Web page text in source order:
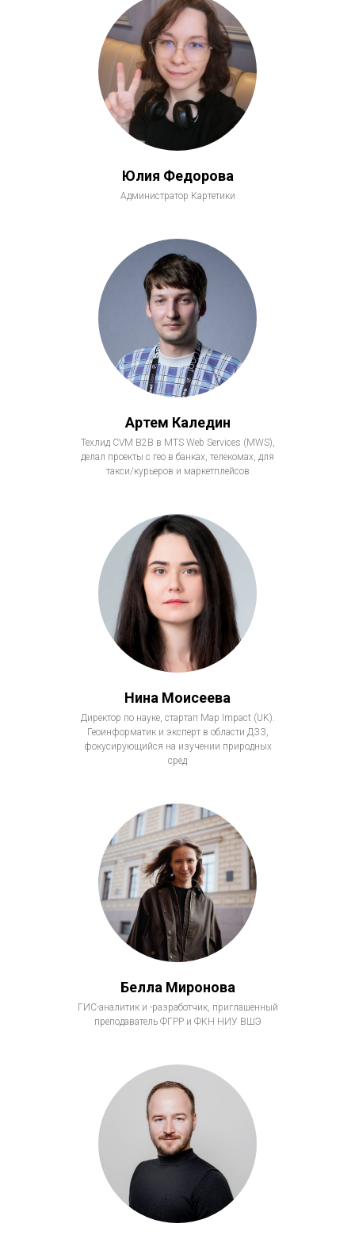
Юлия Федорова
Администратор Картетики
Артем Каледин
Техлид CVM B2B в MTS Web Services (MWS),
делал проекты с гео в банках, телекомах, для
такси/курьеров и маркетплейсов
Нина Моисеева
Директор по науке, стартап Map Impact (UK).
Геоинформатик и эксперт в области ДЗЗ,
фокусирующийся на изучении природных
сред
Белла Миронова
ГИС-аналитик и -разработчик, приглашенный
преподаватель ФГРР и ФКН НИУ ВШЭ